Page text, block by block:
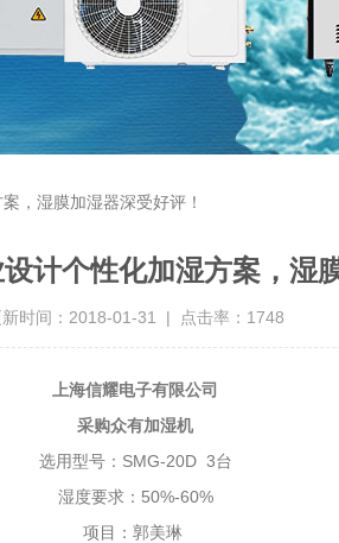
，湿膜加湿器深受好评！
计个性化加湿方案，湿
新时间：2018-01-31 | 点击率：1748
上海信耀电子有限公司
采购众有加湿机
选用型号：SMG-20D 3台
湿度要求：50%-60%
项目：郭美琳